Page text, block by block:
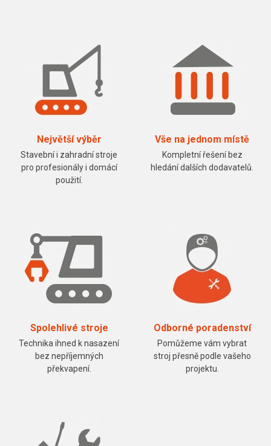
Největší výběr
Stavební i zahradní stroje
pro profesionály i domácí
použití.
Vše na jednom místě
Kompletní řešení bez
hledání dalších dodavatelů.
Spolehlivé stroje
Technika ihned k nasazení
bez nepříjemných
překvapení.
Odborné poradenství
Pomůžeme vám vybrat
stroj přesně podle vašeho
projektu.